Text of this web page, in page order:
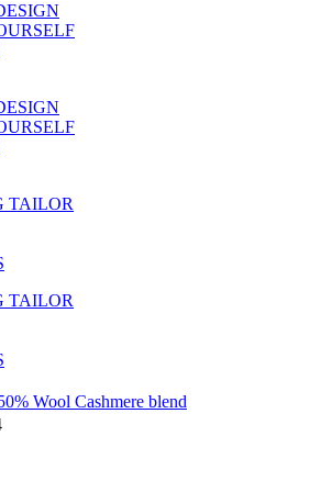
TAILOR
TAILOR
Wool Cashmere blend